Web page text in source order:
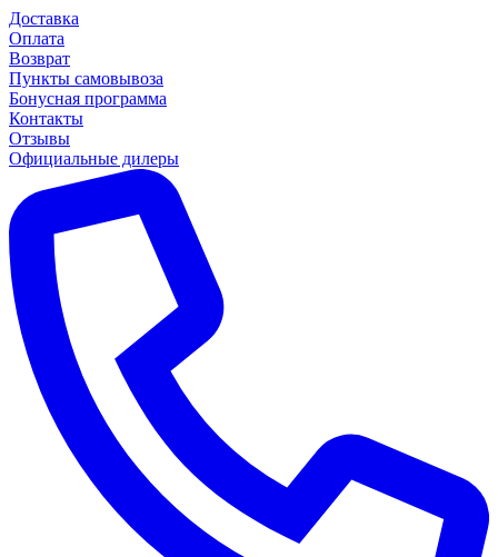
Доставка
Оплата
Возврат
Пункты самовывоза
Бонусная программа
Контакты
Отзывы
Официальные дилеры